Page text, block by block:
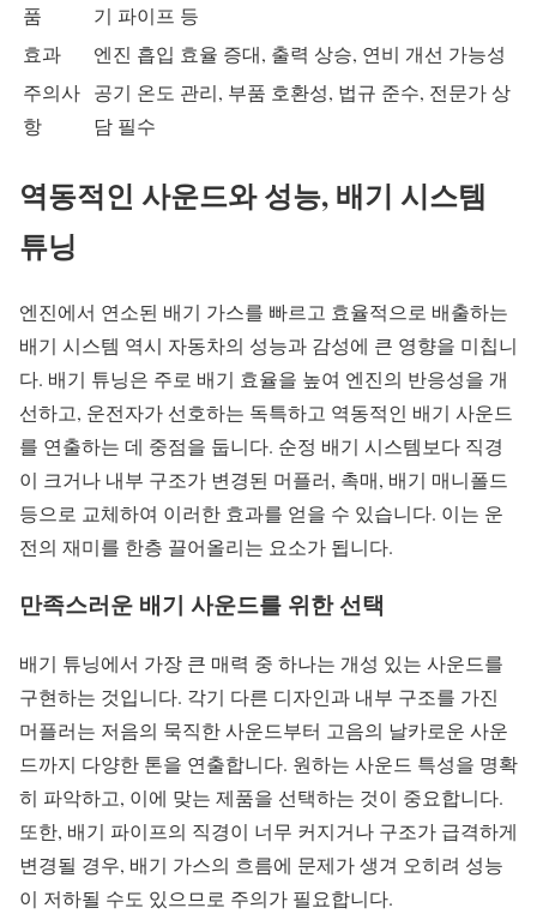
품
기 파이프 등
효과
엔진 흡입 효율 증대, 출력 상승, 연비 개선 가능성
주의사
항
공기 온도 관리, 부품 호환성, 법규 준수, 전문가 상
담 필수
역동적인 사운드와 성능, 배기 시스템
튜닝
엔진에서 연소된 배기 가스를 빠르고 효율적으로 배출하는
배기 시스템 역시 자동차의 성능과 감성에 큰 영향을 미칩니
다. 배기 튜닝은 주로 배기 효율을 높여 엔진의 반응성을 개
선하고, 운전자가 선호하는 독특하고 역동적인 배기 사운드
를 연출하는 데 중점을 둡니다. 순정 배기 시스템보다 직경
이 크거나 내부 구조가 변경된 머플러, 촉매, 배기 매니폴드
등으로 교체하여 이러한 효과를 얻을 수 있습니다. 이는 운
전의 재미를 한층 끌어올리는 요소가 됩니다.
만족스러운 배기 사운드를 위한 선택
배기 튜닝에서 가장 큰 매력 중 하나는 개성 있는 사운드를
구현하는 것입니다. 각기 다른 디자인과 내부 구조를 가진
머플러는 저음의 묵직한 사운드부터 고음의 날카로운 사운
드까지 다양한 톤을 연출합니다. 원하는 사운드 특성을 명확
히 파악하고, 이에 맞는 제품을 선택하는 것이 중요합니다.
또한, 배기 파이프의 직경이 너무 커지거나 구조가 급격하게
변경될 경우, 배기 가스의 흐름에 문제가 생겨 오히려 성능
이 저하될 수도 있으므로 주의가 필요합니다.